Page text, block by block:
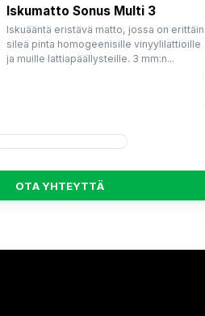
Iskumatto Sonus Multi 3
Iskuääntä eristävä matto, jossa on erittäin
sileä pinta homogeenisille vinyylilattioille
ja muille lattiapäällysteille. 3 mm:n...
OTAYHTEYTTÄ